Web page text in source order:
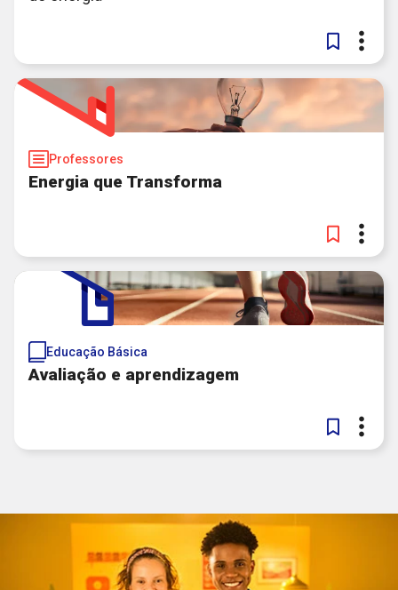
Professores
Energia que Transforma
Educação Básica
Avaliação e aprendizagem